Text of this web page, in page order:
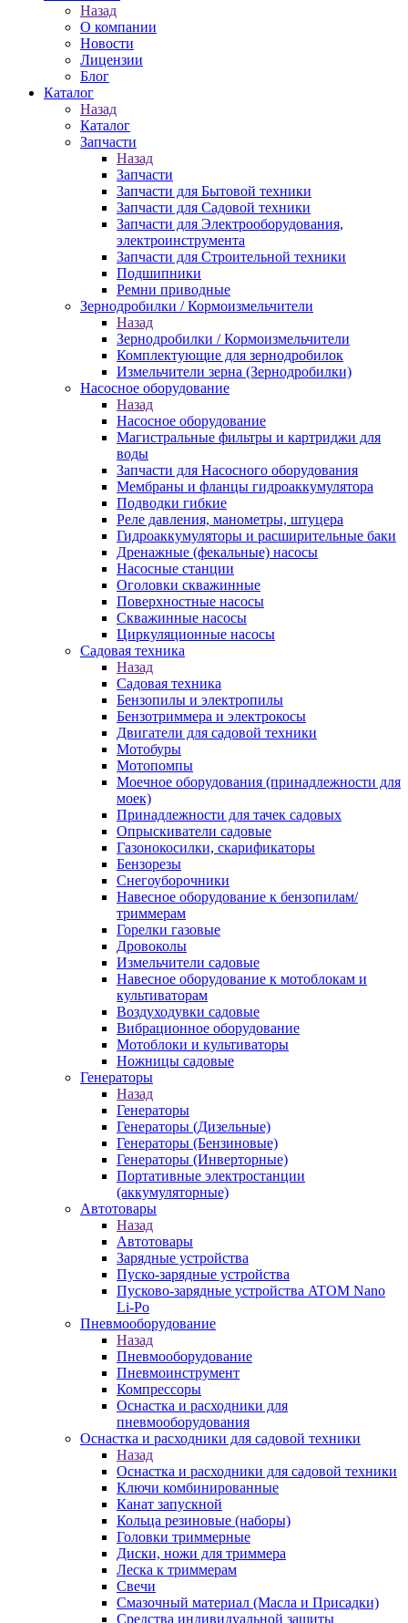
Назад
О компании
Новости
Лицензии
Блог
Каталог
Назад
Каталог
Запчасти
Назад
Запчасти
Запчасти для Бытовой техники
Запчасти для Садовой техники
Запчасти для Электрооборудования,
электроинструмента
Запчасти для Строительной техники
Подшипники
Ремни приводные
Зернодробилки / Кормоизмельчители
Назад
Зернодробилки / Кормоизмельчители
Комплектующие для зернодробилок
Измельчители зерна (Зернодробилки)
Насосное оборудование
Назад
Насосное оборудование
Магистральные фильтры и картриджи для
воды
Запчасти для Насосного оборудования
Мембраны и фланцы гидроаккумулятора
Подводки гибкие
Реле давления, манометры, штуцера
Гидроаккумуляторы и расширительные баки
Дренажные (фекальные) насосы
Насосные станции
Оголовки скважинные
Поверхностные насосы
Скважинные насосы
Циркуляционные насосы
Садовая техника
Назад
Садовая техника
Бензопилы и электропилы
Бензотриммера и электрокосы
Двигатели для садовой техники
Мотобуры
Мотопомпы
Моечное оборудования (принадлежности для
моек)
Принадлежности для тачек садовых
Опрыскиватели садовые
Газонокосилки, скарификаторы
Бензорезы
Снегоуборочники
Навесное оборудование к бензопилам/
триммерам
Горелки газовые
Дровоколы
Измельчители садовые
Навесное оборудование к мотоблокам и
культиваторам
Воздуходувки садовые
Вибрационное оборудование
Мотоблоки и культиваторы
Ножницы садовые
Генераторы
Назад
Генераторы
Генераторы (Дизельные)
Генераторы (Бензиновые)
Генераторы (Инверторные)
Портативные электростанции
(аккумуляторные)
Автотовары
Назад
Автотовары
Зарядные устройства
Пуско-зарядные устройства
Пусково-зарядные устройства ATOM Nano
Li-Po
Пневмооборудование
Назад
Пневмооборудование
Пневмоинструмент
Компрессоры
Оснастка и расходники для
пневмооборудования
Оснастка и расходники для садовой техники
Назад
Оснастка и расходники для садовой техники
Ключи комбинированные
Канат запускной
Кольца резиновые (наборы)
Головки триммерные
Диски, ножи для триммера
Леска к триммерам
Свечи
Смазочный материал (Масла и Присадки)
Средства индивидуальной защиты